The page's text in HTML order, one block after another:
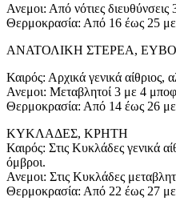
Ανεμοι: Από νότιες
Θερμοκρασία: Από 16 έως 25
ΑΝΑΤΟΛΙΚΗ ΣΤΕΡΕΑ,
Καιρός: Αρχικά γενικά αίθριος,
Ανεμοι: Μεταβλητοί 3 με 4
Θερμοκρασία: Από 14 έως 26
ΚΥΚΛΑΔΕΣ, ΚΡΗΤΗ
Καιρός: Στις Κυκλάδες γενικά
όμβροι.
Ανεμοι: Στις Κυκλάδες
Θερμοκρασία: Από 22 έως 27